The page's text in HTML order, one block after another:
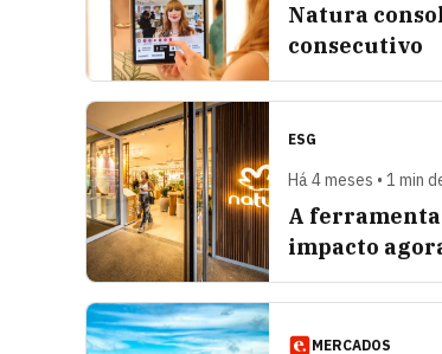
Natura
consecutivo
ESG
Há 4 meses • 1 min
A ferramenta
impacto
MERCADOS